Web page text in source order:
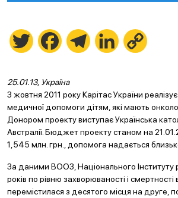
Twitter FacebookTelegramLinkedIn
25.01.13, Україна
З жовтня 2011 року Карітас України реалізує
медичної допомоги дітям, які мають
Донором проекту виступає Українська
Австралії. Бюджет проекту станом на
1,545 млн. грн., допомога надається
За даними ВООЗ, Національного Інституту
років по рівню захворюваності і смертності
перемістилася з десятого місця на друге,